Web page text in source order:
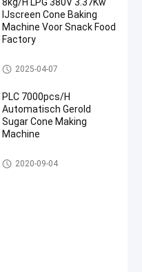
IJscreen Cone Baking
Machine Voor Snack Food
Factory
De Productielijn van de roomij
skegel
2025-04-07
PLC 7000pcs/H
Automatisch Gerold
Sugar Cone Making
Machine
De Productielijn van de roomij
skegel
2020-09-04